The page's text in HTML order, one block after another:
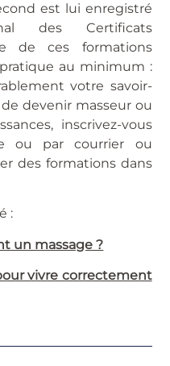
est lui enregistré
des Certificats
de ces formations
au minimum :
votre savoir-
devenir masseur ou
inscrivez-vous
ou par courrier ou
des formations dans
:
un massage ?
vivre correctement